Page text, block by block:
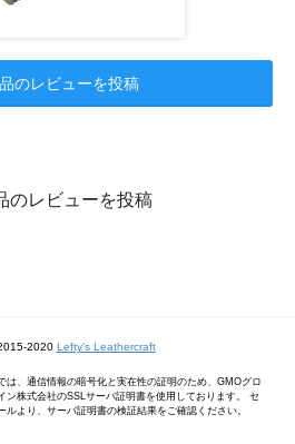
のレビューを投稿
のレビューを投稿
2020 Lefty's Leathercraft
は、通信情報の暗号化と実在性の証明のため、GMOグロ
ン株式会社のSSLサーバ証明書を使用しております。 セ
ルより、サーバ証明書の検証結果をご確認ください。